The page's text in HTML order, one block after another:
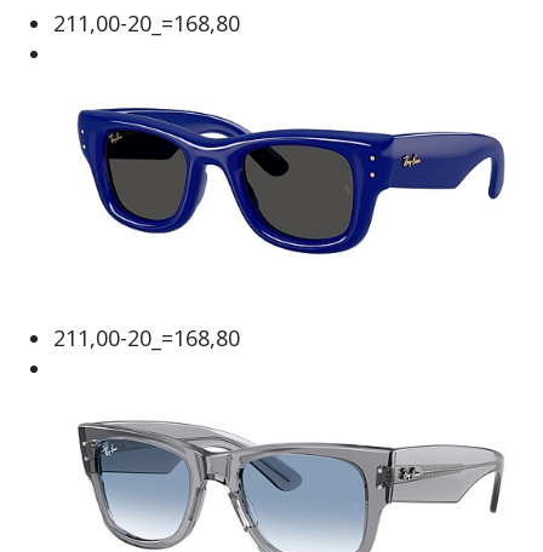
211,00-20_=168,80
211,00-20_=168,80